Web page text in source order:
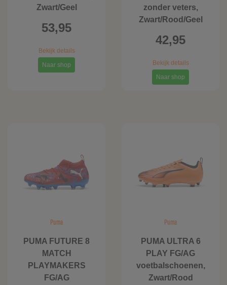
Zwart/Geel
53,95
Bekijk details
Naar shop
zonder veters,
Zwart/Rood/Geel
42,95
Bekijk details
Naar shop
Puma
PUMA FUTURE 8
MATCH
PLAYMAKERS
FG/AG
Puma
PUMA ULTRA 6
PLAY FG/AG
voetbalschoenen,
Zwart/Rood